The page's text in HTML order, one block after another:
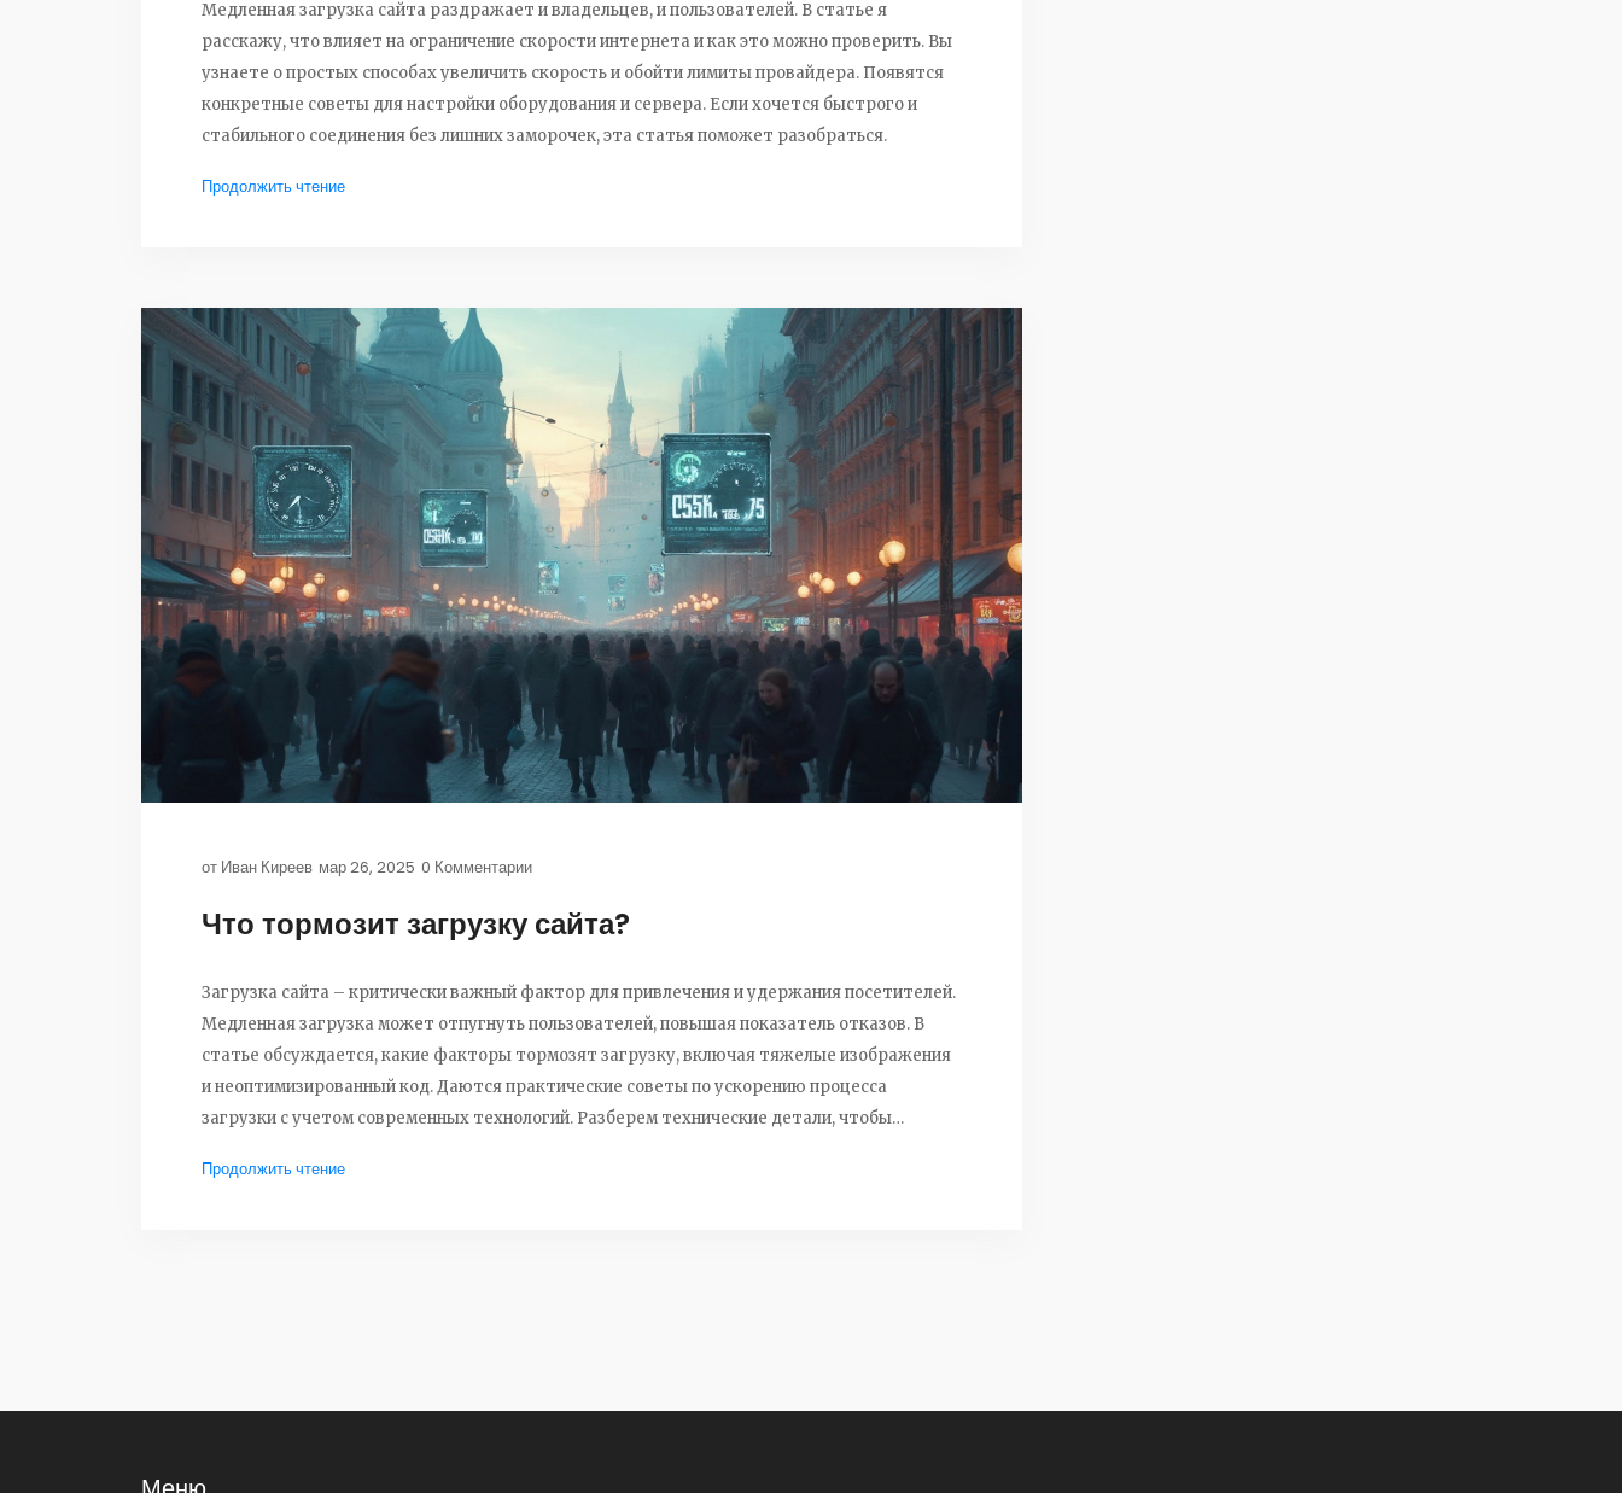
Медленная загрузка сайта раздражает и владельцев, и пользователей. В статье я
расскажу, что влияет на ограничение скорости интернета и как это можно проверить. Вы
узнаете о простых способах увеличить скорость и обойти лимиты провайдера. Появятся
конкретные советы для настройки оборудования и сервера. Если хочется быстрого и
стабильного соединения без лишних заморочек, эта статья поможет разобраться.
Продолжить чтение
от Иван Киреев мар 26, 2025 0 Комментарии
Что тормозит загрузку сайта?
Загрузка сайта – критически важный фактор для привлечения и удержания посетителей.
Медленная загрузка может отпугнуть пользователей, повышая показатель отказов. В
статье обсуждается, какие факторы тормозят загрузку, включая тяжелые изображения
и неоптимизированный код. Даются практические советы по ускорению процесса
загрузки с учетом современных технологий. Разберем технические детали, чтобы
Продолжить чтение